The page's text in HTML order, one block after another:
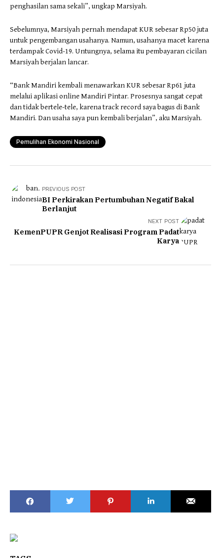
penghasilan sama sekali”, ungkap Marsiyah.
Sebelumnya, Marsiyah pernah mendapat KUR sebesar Rp50 juta
untuk pengembangan usahanya. Namun, usahanya macet karena
terdampak Covid-19. Untungnya, selama itu pembayaran cicilan
Marsiyah berjalan lancar.
“Bank Mandiri kembali menawarkan KUR sebesar Rp61 juta
melalui aplikasi online Mandiri Pintar. Prosesnya sangat cepat
dan tidak bertele-tele, karena track record saya bagus di Bank
Mandiri. Dan usaha saya pun kembali berjalan”, aku Marsiyah.
Pemulihan Ekonomi Nasional
PREVIOUS POST
BI Perkirakan Pertumbuhan Negatif Bakal
Berlanjut
NEXT POST
KemenPUPR Genjot Realisasi Program Padat
Karya